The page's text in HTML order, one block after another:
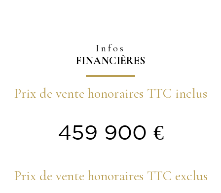
Infos
FINANCIÈRES
Prix de vente honoraires TTC inclus
459 900 €
Prix de vente honoraires TTC exclus